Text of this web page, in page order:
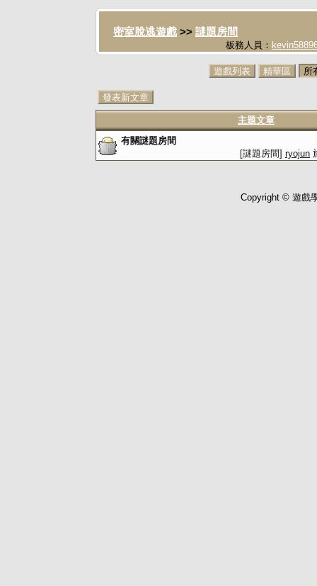
密室脫逃遊戲 >> 謎題房間
板務人員：
遊戲列表 精華區 所
發表新文章
主題文章
有關謎題房間
[謎題房間] ryojun
Copyright © 遊戲